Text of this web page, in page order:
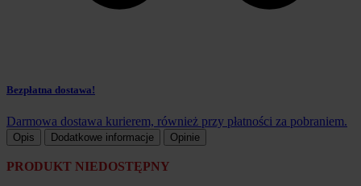
Bezpłatna dostawa!
Darmowa dostawa kurierem, również przy płatności za pobraniem.
Opis Dodatkowe informacje Opinie
PRODUKT NIEDOSTĘPNY